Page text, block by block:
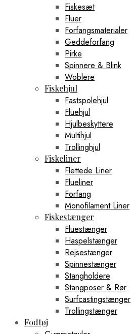
Fiskesæt
Fluer
Forfangsmaterialer
Geddeforfang
Pirke
Spinnere & Blink
Woblere
Fiskehjul
Fastspolehjul
Fluehjul
Hjulbeskyttere
Multihjul
Trollinghjul
Fiskeliner
Flettede Liner
Flueliner
Forfang
Monofilament Liner
Fiskestænger
Fluestænger
Haspelstænger
Rejsestænger
Spinnestænger
Stangholdere
Stangposer & Rør
Surfcastingstænger
Trollingstænger
Fodtøj